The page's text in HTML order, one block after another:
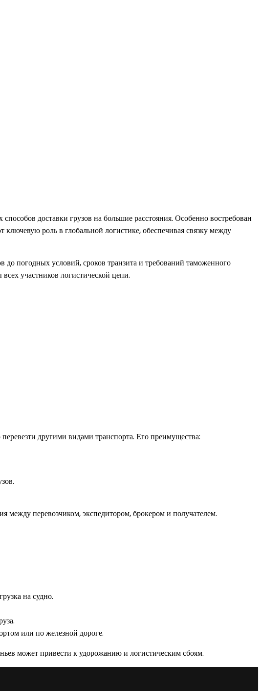
доставки грузов на большие расстояния. Особенно востребован
ключевую роль в глобальной логистике, обеспечивая связку между
погодных условий, сроков транзита и требований таможенного
участников логистической цепи.
другими видами транспорта. Его преимущества:
между перевозчиком, экспедитором, брокером и получателем.
на судно.
или по железной дороге.
может привести к удорожанию и логистическим сбоям.